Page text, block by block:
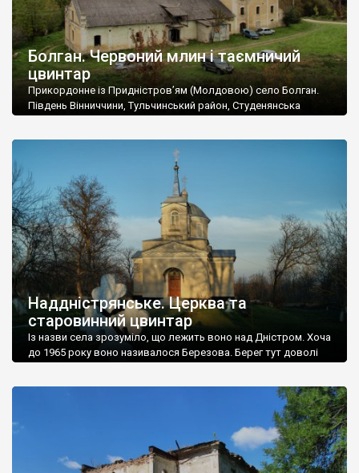
Болган. Червоний млин і таємничий
цвинтар
Прикордонне із Придністров’ям (Молдовою) село Болган.
Південь Вінниччини, Тульчинський район, Студенянська
старовинний цвинтар із кам’яними хрестами. Всі епітафії, які
збереглися, написані кирилицею, церковнослов’янською
мовою. За всіма традиційними ознаками – цвинтар
український. Хрести датуються 19 століттям. У 1924-1940
роках Болган […]
Наддністрянське. Церква та
старовинний цвинтар
Із назви села зрозуміло, що лежить воно над Дністром. Хоча
до 1965 року воно називалося Березова. Берег тут доволі
Наддністрянське відрізняється від більшості навколишніх
сіл. У селі є мурована Михайлівська церква. Точної дати […]